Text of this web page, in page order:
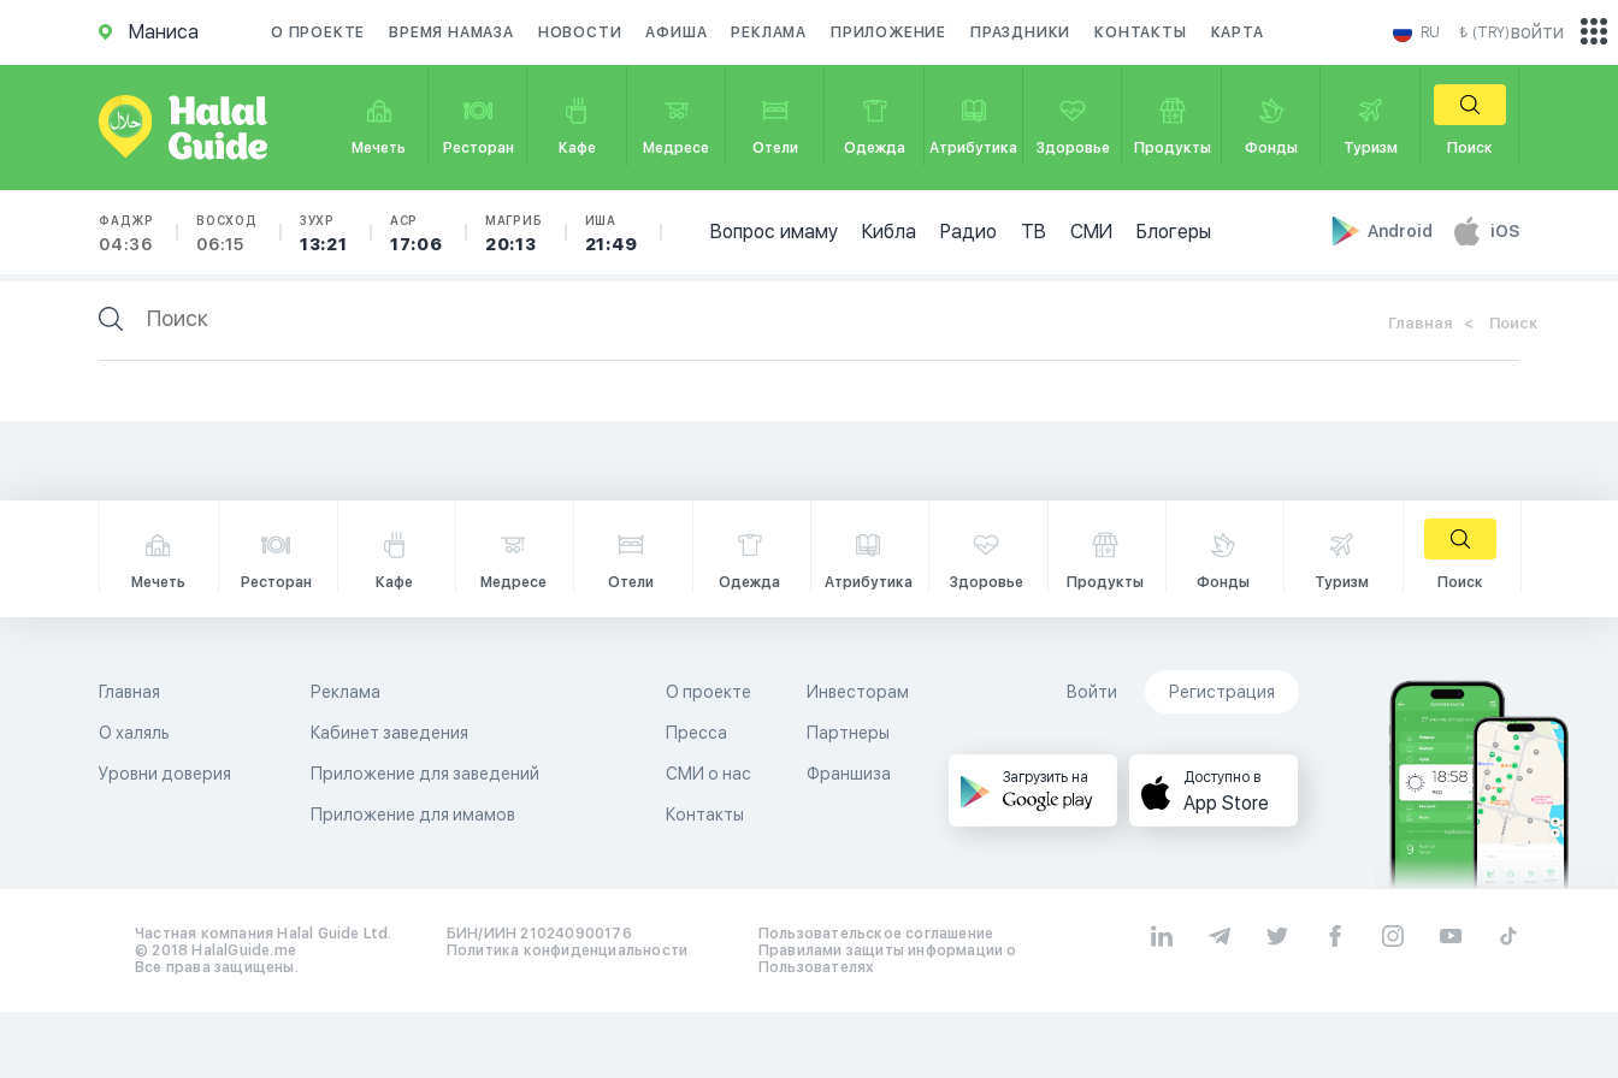
Маниса О ПРОЕКТЕ ВРЕМЯ НАМАЗА НОВОСТИ АФИША РЕКЛАМА ПРИЛОЖЕНИЕ ПРАЗДНИКИ КОНТАКТЫ КАРТА RU ₺ (TRY)
Мечеть Ресторан Кафе Медресе Отели Одежда Атрибутика Здоровье Продукты Фонды Туризм Поиск
ФАДЖР
04:36
ВОСХОД
06:15
ЗУХР
13:21
АСР
17:06
МАГРИБ
20:13
ИША
21:49
Вопрос имаму Кибла Радио ТВ СМИ Блогеры Android iOS
войти
Главная Поиск
Мечеть Ресторан Кафе Медресе Отели Одежда Атрибутика Здоровье Продукты Фонды Туризм Поиск
Главная
О халяль
Уровни доверия
Реклама
Кабинет заведения
Приложение для заведений
Приложение для имамов
О проекте
Пресса
СМИ о нас
Контакты
Инвесторам
Партнеры
Франшиза
Войти Регистрация
Загрузить на Доступно в
App Store
Частная компания Halal Guide Ltd.
© 2018 HalalGuide.me
Все права защищены.
БИН/ИИН 210240900176
Политика конфиденциальности
Пользовательское соглашение
Правилами защиты информации о
Пользователях